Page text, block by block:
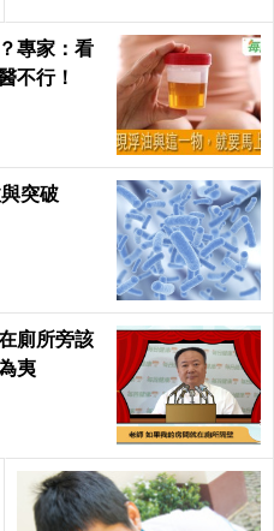
專家：看
不行！
突破
廁所旁該
夷